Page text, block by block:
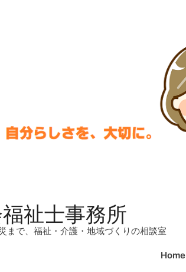
祉士事務所
まで、福祉・介護・地域づくりの相談室
Home